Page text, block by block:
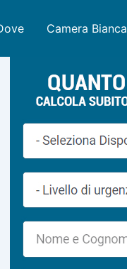
Camera Bianca